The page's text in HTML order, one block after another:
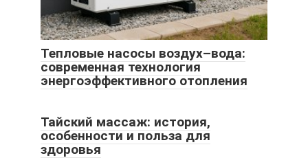
Тепловые насосы воздух–вода:
современная технология
энергоэффективного отопления
Тайский массаж: история,
особенности и польза для
здоровья